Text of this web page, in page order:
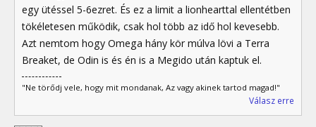
egy ütéssel 5-6ezret. És ez a limit a lionhearttal ellentétben
tökéletesen működik, csak hol több az idő hol kevesebb.
Azt nemtom hogy Omega hány kör múlva lövi a Terra
Breaket, de Odin is és én is a Megido után kaptuk el.
"Ne törődj vele, hogy mit mondanak, Az vagy akinek tartod magad!"
Válasz erre